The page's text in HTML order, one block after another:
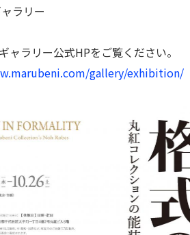
ラリー
ャラリー公式HPをご覧ください。
gallery/exhibition/